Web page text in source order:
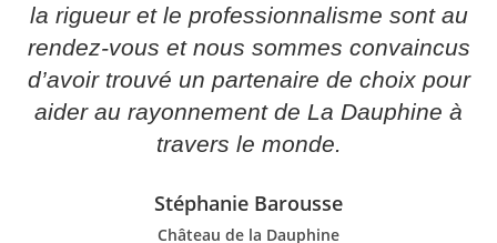
la rigueur et le professionnalisme sont au
rendez-vous et nous sommes convaincus
d’avoir trouvé un partenaire de choix pour
aider au rayonnement de La Dauphine à
travers le monde.
Stéphanie Barousse
Château de la Dauphine